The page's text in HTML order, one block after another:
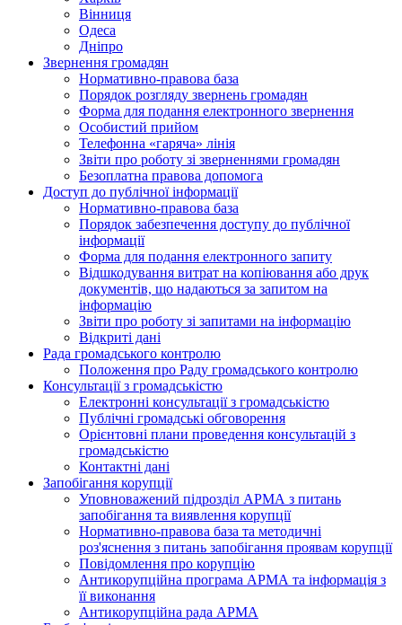
Вінниця
Одеса
Дніпро
Звернення громадян
Нормативно-правова база
Порядок розгляду звернень громадян
Форма для подання електронного звернення
Особистий прийом
Телефонна «гаряча» лінія
Звіти про роботу зі зверненнями громадян
Безоплатна правова допомога
Доступ до публічної інформації
Нормативно-правова база
Порядок забезпечення доступу до публічної
інформації
Форма для подання електронного запиту
Відшкодування витрат на копіювання або друк
документів, що надаються за запитом на
інформацію
Звіти про роботу зі запитами на інформацію
Відкриті дані
Рада громадського контролю
Положення про Раду громадського контролю
Консультації з громадськістю
Електронні консультації з громадськістю
Публічні громадські обговорення
Орієнтовні плани проведення консультацій з
громадськістю
Контактні дані
Запобігання корупції
Уповноважений підрозділ АРМА з питань
запобігання та виявлення корупції
Нормативно-правова база та методичні
роз'яснення з питань запобігання проявам корупції
Повідомлення про корупцію
Антикорупційна програма АРМА та інформація з
її виконання
Антикорупційна рада АРМА